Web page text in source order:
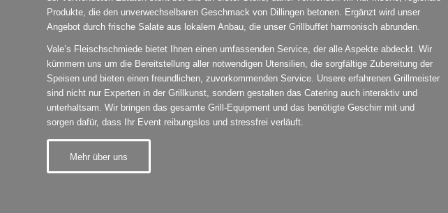
Produkte, die den unverwechselbaren Geschmack von Dillingen betonen. Ergänzt wird unser
Angebot durch frische Salate aus lokalem Anbau, die unser Grillbuffet harmonisch abrunden.
Vale’s Fleischschmiede bietet Ihnen einen umfassenden Service, der alle Aspekte abdeckt. Wir
kümmern uns um die Bereitstellung aller notwendigen Utensilien, die sorgfältige Zubereitung der
Speisen und bieten einen freundlichen, zuvorkommenden Service. Unsere erfahrenen Grillmeister
sind nicht nur Experten in der Grillkunst, sondern gestalten das Catering auch interaktiv und
unterhaltsam. Wir bringen das gesamte Grill-Equipment und das benötigte Geschirr mit und
sorgen dafür, dass Ihr Event reibungslos und stressfrei verläuft.
Mehr über uns